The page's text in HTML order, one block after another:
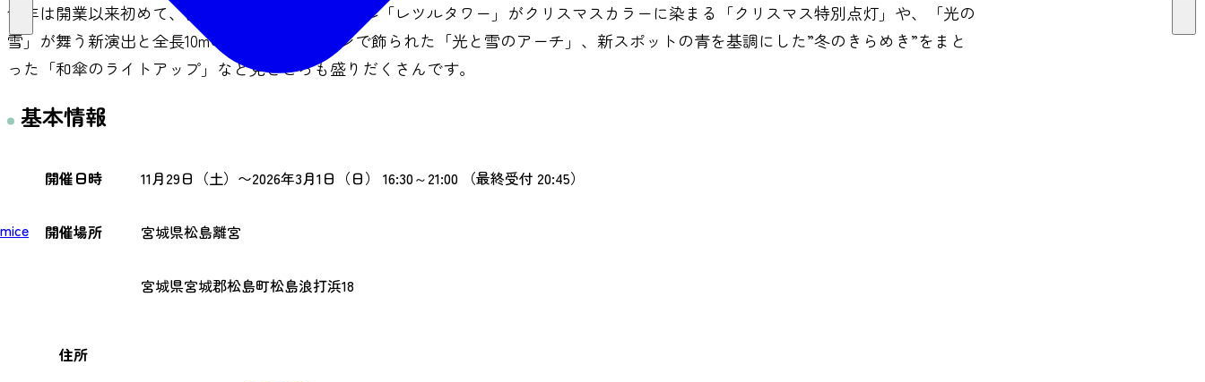
mice
今年は開業以来初めて、宮城県松島離宮のシンボル「レツルタワー」がクリスマスカラーに染まる「クリスマス特別点灯」や、「光の
雪」が舞う新演出と全長10mのイルミネーションで飾られた「光と雪のアーチ」、新スポットの青を基調にした”冬のきらめき”をまと
った「和傘のライトアップ」など見どころも盛りだくさんです。
基本情報
開催日時 11月29日（土）〜2026年3月1日（日） 16:30～21:00 （最終受付 20:45）
開催場所 宮城県松島離宮
住所
宮城県宮城郡松島町松島浪打浜18